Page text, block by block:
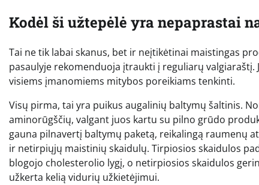
Kodėl ši užtepėlė yra nepaprastai
Tai ne tik labai skanus, bet ir neįtikėtinai maistingas
pasaulyje rekomenduoja įtraukti į reguliarų
visiems įmanomiems mitybos poreikiams tenkinti.
Visų pirma, tai yra puikus augalinių baltymų šaltinis.
aminorūgščių, valgant juos kartu su pilno grūdo
gauna pilnavertį baltymų paketą, reikalingą raumenų
ir netirpiųjų maistinių skaidulų. Tirpiosios skaidulos
blogojo cholesterolio lygį, o netirpiosios skaidulos
užkerta kelią vidurių užkietėjimui.